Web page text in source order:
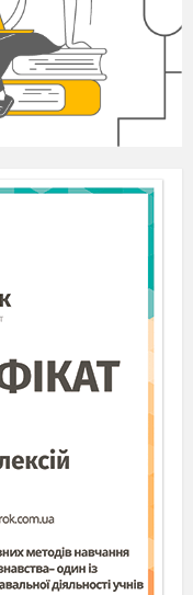
«трудові
він шукає роботу
школи.
роки.
виховує двох
яка
і духовними
і професійними
До